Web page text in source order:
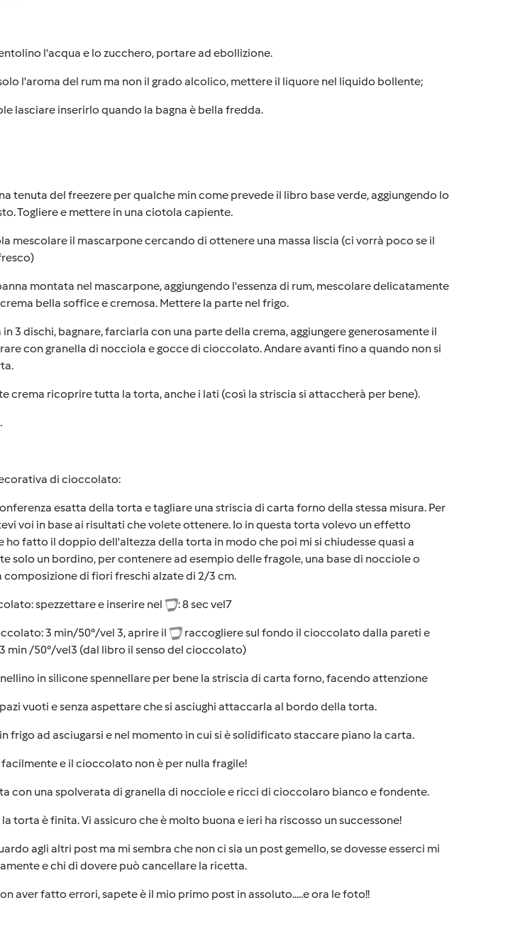
l'acqua e lo zucchero, portare ad ebollizione.
l'aroma del rum ma non il grado alcolico, mettere il liquore nel liquido bollente;
lasciare inserirlo quando la bagna è bella fredda.
tenuta del freezere per qualche min come prevede il libro base verde, aggiungendo lo
Togliere e mettere in una ciotola capiente.
mescolare il mascarpone cercando di ottenere una massa liscia (ci vorrà poco se il
montata nel mascarpone, aggiungendo l'essenza di rum, mescolare delicatamente
bella soffice e cremosa. Mettere la parte nel frigo.
3 dischi, bagnare, farciarla con una parte della crema, aggiungere generosamente il
con granella di nocciola e gocce di cioccolato. Andare avanti fino a quando non si
crema ricoprire tutta la torta, anche i lati (così la striscia si attaccherà per bene).
di cioccolato:
esatta della torta e tagliare una striscia di carta forno della stessa misura. Per
voi in base ai risultati che volete ottenere. Io in questa torta volevo un effetto
fatto il doppio dell'altezza della torta in modo che poi mi si chiudesse quasi a
solo un bordino, per contenere ad esempio delle fragole, una base di nocciole o
composizione di fiori freschi alzate di 2/3 cm.
spezzettare e inserire nel : 8 sec vel7
3 min/50°/vel 3, aprire il
raccogliere sul fondo il cioccolato dalla pareti e
min /50°/vel3 (dal libro il senso del cioccolato)
in silicone spennellare per bene la striscia di carta forno, facendo attenzione
vuoti e senza aspettare che si asciughi attaccarla al bordo della torta.
frigo ad asciugarsi e nel momento in cui si è solidificato staccare piano la carta.
e il cioccolato non è per nulla fragile!
con una spolverata di granella di nocciole e ricci di cioccolaro bianco e fondente.
torta è finita. Vi assicuro che è molto buona e ieri ha riscosso un successone!
agli altri post ma mi sembra che non ci sia un post gemello, se dovesse esserci mi
e chi di dovere può cancellare la ricetta.
aver fatto errori, sapete è il mio primo post in assoluto.....e ora le foto!!